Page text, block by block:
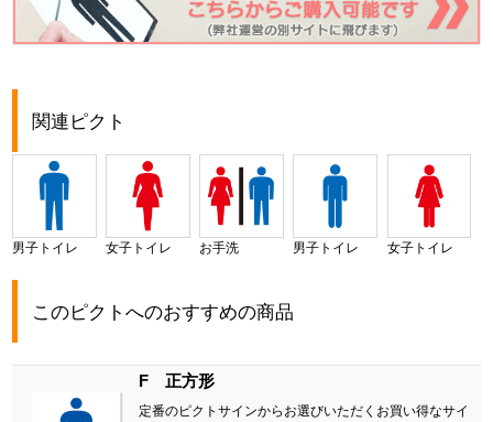
関連ピクト
男子トイレ 女子トイレ お手洗 男子トイレ 女子トイレ
このピクトへのおすすめの商品
F 正方形
定番のピクトサインからお選びいただくお買い得なサイ